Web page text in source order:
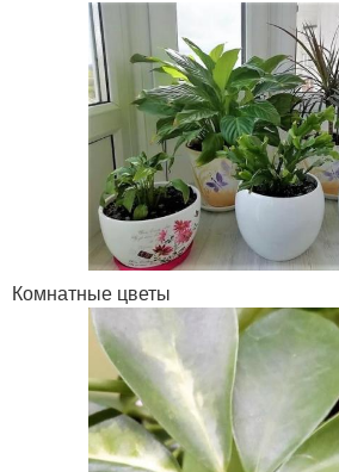
Комнатные цветы